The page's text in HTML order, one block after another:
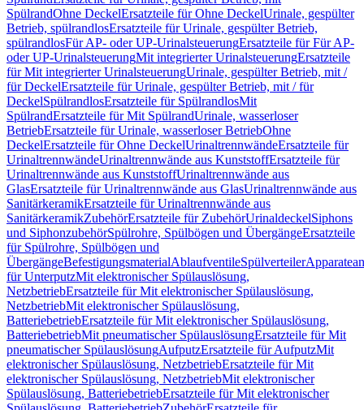
SpülrandOhne DeckelErsatzteile für Ohne DeckelUrinale, gespülter
Betrieb, spülrandlosErsatzteile für Urinale, gespülter Betrieb,
spülrandlosFür AP- oder UP-UrinalsteuerungErsatzteile für Für AP-
oder UP-UrinalsteuerungMit integrierter UrinalsteuerungErsatzteile
für Mit integrierter UrinalsteuerungUrinale, gespülter Betrieb, mit /
für DeckelErsatzteile für Urinale, gespülter Betrieb, mit / für
DeckelSpülrandlosErsatzteile für SpülrandlosMit
SpülrandErsatzteile für Mit SpülrandUrinale, wasserloser
BetriebErsatzteile für Urinale, wasserloser BetriebOhne
DeckelErsatzteile für Ohne DeckelUrinaltrennwändeErsatzteile für
UrinaltrennwändeUrinaltrennwände aus KunststoffErsatzteile für
Urinaltrennwände aus KunststoffUrinaltrennwände aus
GlasErsatzteile für Urinaltrennwände aus GlasUrinaltrennwände aus
SanitärkeramikErsatzteile für Urinaltrennwände aus
SanitärkeramikZubehörErsatzteile für ZubehörUrinaldeckelSiphons
und SiphonzubehörSpülrohre, Spülbögen und ÜbergängeErsatzteile
für Spülrohre, Spülbögen und
ÜbergängeBefestigungsmaterialAblaufventileSpülverteiler
für UnterputzMit elektronischer Spülauslösung,
NetzbetriebErsatzteile für Mit elektronischer Spülauslösung,
NetzbetriebMit elektronischer Spülauslösung,
BatteriebetriebErsatzteile für Mit elektronischer Spülauslösung,
BatteriebetriebMit pneumatischer SpülauslösungErsatzteile für Mit
pneumatischer SpülauslösungAufputzErsatzteile für AufputzMit
elektronischer Spülauslösung, NetzbetriebErsatzteile für Mit
elektronischer Spülauslösung, NetzbetriebMit elektronischer
Spülauslösung, BatteriebetriebErsatzteile für Mit elektronischer